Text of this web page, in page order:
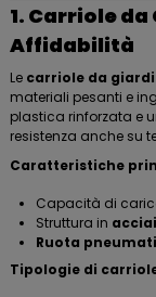
1. Carriole
Affidabilità
Le carriole da
materiali pesanti e
plastica rinforzata e
resistenza anche su
Caratteristiche
Capacità di
Struttura in
Ruota
Tipologie di